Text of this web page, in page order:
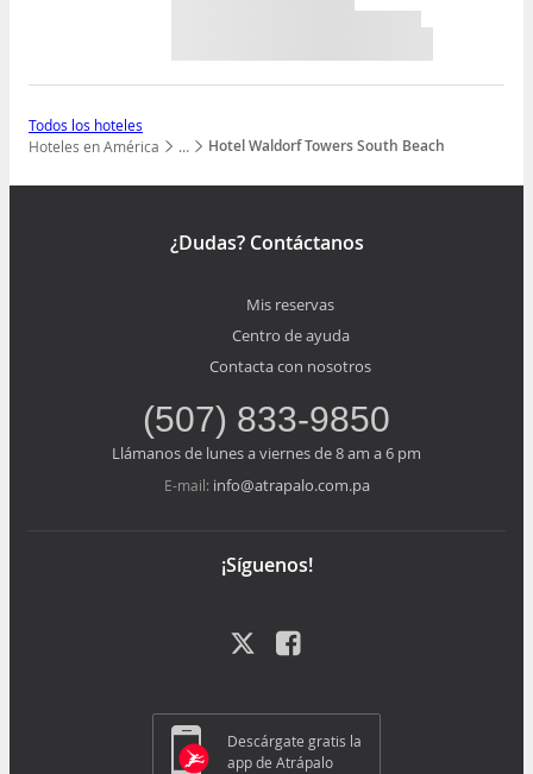
Todos los hoteles
…
Mostrar todos los niveles
Hoteles en América Hotel Waldorf Towers South Beach
¿Dudas? Contáctanos
Mis reservas
Centro de ayuda
Contacta con nosotros
(507) 833-9850
Llámanos de lunes a viernes de 8 am a 6 pm
E-mail: info@atrapalo.com.pa
¡Síguenos!
Descárgate gratis la
app de Atrápalo